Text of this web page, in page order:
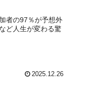
者の97％が予想外
ど人生が変わる驚
2025.12.26